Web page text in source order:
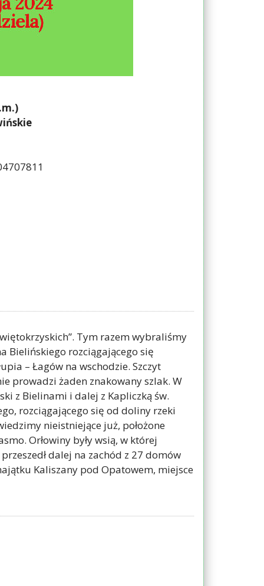
Tym razem wybraliśmy
Bielińskiego rozciągającego się
– Łagów na wschodzie. Szczyt
prowadzi żaden znakowany szlak. W
z Bielinami i dalej z Kapliczką św.
rozciągającego się od doliny rzeki
nieistniejące już, położone
Orłowiny były wsią, w której
dalej na zachód z 27 domów
Kaliszany pod Opatowem, miejsce